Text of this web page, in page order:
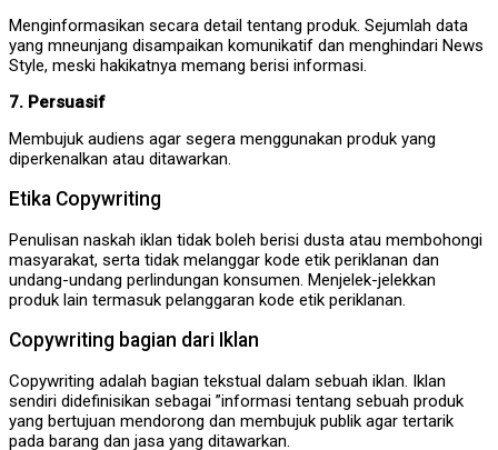
Menginformasikan secara detail tentang produk. Sejumlah data
yang mneunjang disampaikan komunikatif dan menghindari News
Style, meski hakikatnya memang berisi informasi.
7. Persuasif
Membujuk audiens agar segera menggunakan produk yang
diperkenalkan atau ditawarkan.
Etika Copywriting
Penulisan naskah iklan tidak boleh berisi dusta atau membohongi
masyarakat, serta tidak melanggar kode etik periklanan dan
undang-undang perlindungan konsumen. Menjelek-jelekkan
produk lain termasuk pelanggaran kode etik periklanan.
Copywriting bagian dari Iklan
Copywriting adalah bagian tekstual dalam sebuah iklan. Iklan
sendiri didefinisikan sebagai ”informasi tentang sebuah produk
yang bertujuan mendorong dan membujuk publik agar tertarik
pada barang dan jasa yang ditawarkan.